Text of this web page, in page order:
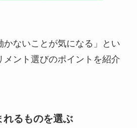
かないことが気になる」とい
メント選びのポイントを紹介
れるものを選ぶ